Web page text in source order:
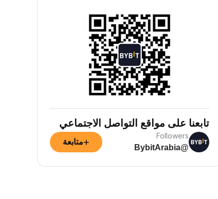
تابعنا على مواقع التواصل الاجتماعي
Followers
@BybitArabia
+متابعة